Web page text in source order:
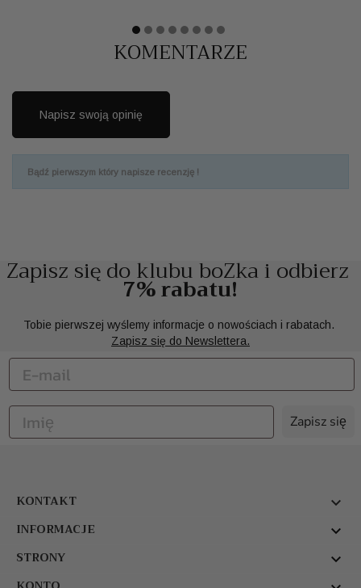
KOMENTARZE
Napisz swoją opinię
Bądź pierwszym który napisze recenzję !
Zapisz się do klubu boZka i odbierz
7% rabatu!
Tobie pierwszej wyślemy informacje o nowościach i rabatach.
Zapisz się do Newslettera.
Zapisz się
KONTAKT

INFORMACJE

STRONY
